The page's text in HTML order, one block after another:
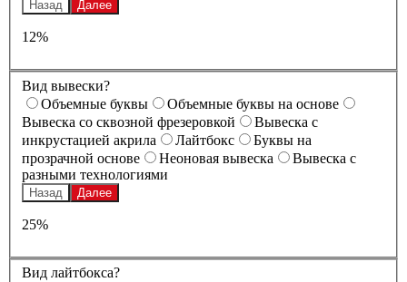
Назад Далее
12%
Вид вывески?
Oбъемные буквы
Oбъемные буквы на основе
Вывеска со сквозной фрезеровкой
Вывеска с
инкрустацией акрила
Лайтбокс
Буквы на
прозрачной основе
Неоновая вывеска
Вывеска с
разными технологиями
Назад Далее
25%
Вид лайтбокса?